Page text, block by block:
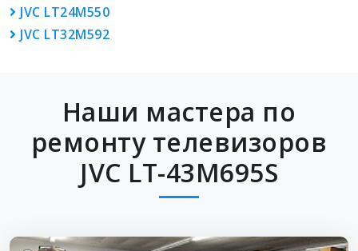
JVC LT24M550
JVC LT32M592
Наши мастера по
ремонту телевизоров
JVC LT-43M695S